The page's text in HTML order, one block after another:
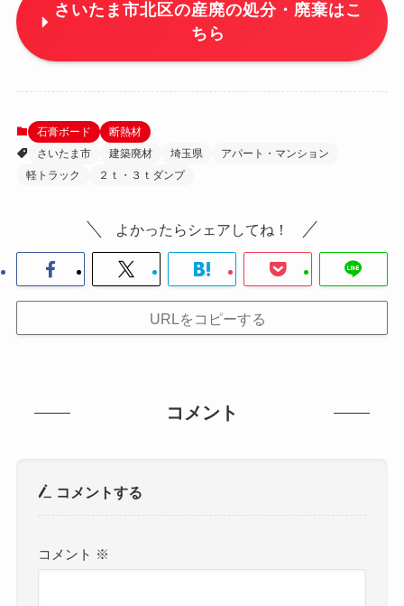
さいたま市北区の産廃の処分・廃棄はこ
ちら
石膏ボード
断熱材
さいたま市
建築廃材 埼玉県
アパート・マンション
軽トラック
２ｔ・３ｔダンプ
よかったらシェアしてね！
URLをコピーする
コメント
コメントする
コメント ※